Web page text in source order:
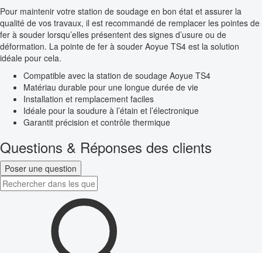
Pour maintenir votre station de soudage en bon état et assurer la
qualité de vos travaux, il est recommandé de remplacer les pointes de
fer à souder lorsqu’elles présentent des signes d’usure ou de
déformation. La pointe de fer à souder Aoyue TS4 est la solution
idéale pour cela.
Compatible avec la station de soudage Aoyue TS4
Matériau durable pour une longue durée de vie
Installation et remplacement faciles
Idéale pour la soudure à l’étain et l’électronique
Garantit précision et contrôle thermique
Questions & Réponses des clients
Poser une question